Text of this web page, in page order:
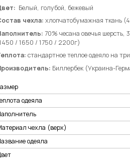
Белый, голубой, бежевый
чехла: хлопчатобумажная ткань
70% чесана овечья шерсть,
/ 1650 / 1750 / 2200г)
стандартное теплое одеяло на
Биллербек (Украина-
одеяла
чехла (верх)
одеяла